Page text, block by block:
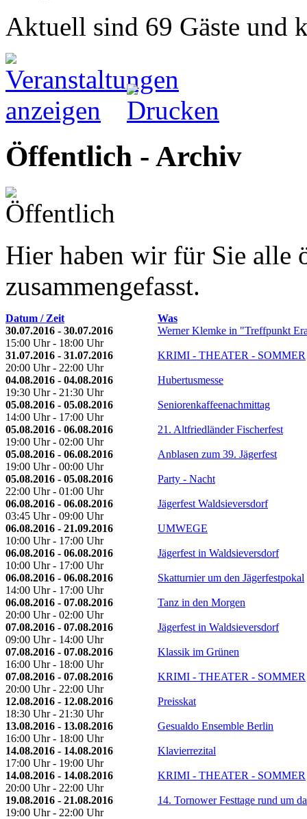
Aktuell sind 69 Gäste und
Öffentlich - Archiv
Hier haben wir für Sie alle
zusammengefasst.
Datum / Zeit
Was
30.07.2016 - 30.07.2016
15:00 Uhr - 18:00 Uhr
Werner Klemke in "Treffpunkt
31.07.2016 - 31.07.2016
20:00 Uhr - 22:00 Uhr
KRIMI - THEATER - SOMMER
04.08.2016 - 04.08.2016
19:30 Uhr - 21:30 Uhr
Hubertusmesse
05.08.2016 - 05.08.2016
14:00 Uhr - 17:00 Uhr
Seniorenkaffeenachmittag
05.08.2016 - 06.08.2016
19:00 Uhr - 02:00 Uhr
21. Altfriedländer Fischerfest
05.08.2016 - 06.08.2016
19:00 Uhr - 00:00 Uhr
Anblasen zum 39. Jägerfest
05.08.2016 - 05.08.2016
22:00 Uhr - 01:00 Uhr
Party - Nacht
06.08.2016 - 06.08.2016
03:45 Uhr - 09:00 Uhr
Jägerfest Waldsieversdorf
06.08.2016 - 21.09.2016
10:00 Uhr - 17:00 Uhr
UMWEGE
06.08.2016 - 06.08.2016
10:00 Uhr - 17:00 Uhr
Jägerfest in Waldsieversdorf
06.08.2016 - 06.08.2016
14:00 Uhr - 17:00 Uhr
Skatturnier um den Jägerfestpokal
06.08.2016 - 07.08.2016
20:00 Uhr - 02:00 Uhr
Tanz in den Morgen
07.08.2016 - 07.08.2016
09:00 Uhr - 14:00 Uhr
Jägerfest in Waldsieversdorf
07.08.2016 - 07.08.2016
16:00 Uhr - 18:00 Uhr
Klassik im Grünen
07.08.2016 - 07.08.2016
20:00 Uhr - 22:00 Uhr
KRIMI - THEATER - SOMMER
12.08.2016 - 12.08.2016
18:30 Uhr - 21:30 Uhr
Preisskat
13.08.2016 - 13.08.2016
16:00 Uhr - 18:00 Uhr
Gesualdo Ensemble Berlin
14.08.2016 - 14.08.2016
17:00 Uhr - 19:00 Uhr
Klavierrezital
14.08.2016 - 14.08.2016
20:00 Uhr - 22:00 Uhr
KRIMI - THEATER - SOMMER
19.08.2016 - 21.08.2016
19:00 Uhr - 22:00 Uhr
14. Tornower Festtage rund um